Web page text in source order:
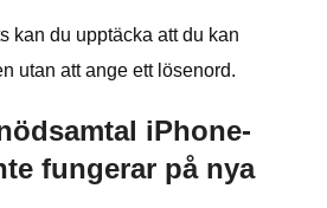
kan du upptäcka att du kan
utan att ange ett lösenord.
iPhone-
fungerar på nya